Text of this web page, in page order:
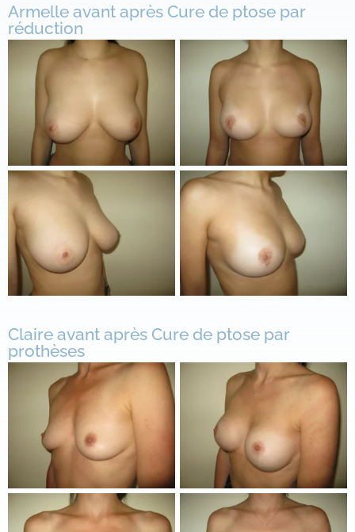
Armelle avant après Cure de ptose par
réduction
Claire avant après Cure de ptose par
prothèses